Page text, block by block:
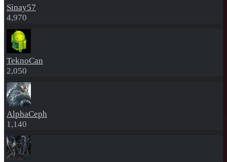
Sinay57
4,970
TeknoCan
2,050
AlphaCeph
1,140